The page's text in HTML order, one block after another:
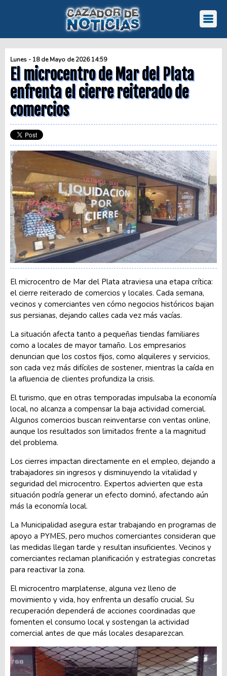
Lunes - 18 de Mayo de 2026 14:59
El microcentro de Mar del Plata
enfrenta el cierre reiterado de
comercios
El microcentro de Mar del Plata atraviesa una etapa crítica:
el cierre reiterado de comercios y locales. Cada semana,
vecinos y comerciantes ven cómo negocios históricos bajan
sus persianas, dejando calles cada vez más vacías.
La situación afecta tanto a pequeñas tiendas familiares
como a locales de mayor tamaño. Los empresarios
denuncian que los costos fijos, como alquileres y servicios,
son cada vez más difíciles de sostener, mientras la caída en
la afluencia de clientes profundiza la crisis.
El turismo, que en otras temporadas impulsaba la economía
local, no alcanza a compensar la baja actividad comercial.
Algunos comercios buscan reinventarse con ventas online,
aunque los resultados son limitados frente a la magnitud
del problema.
Los cierres impactan directamente en el empleo, dejando a
trabajadores sin ingresos y disminuyendo la vitalidad y
seguridad del microcentro. Expertos advierten que esta
situación podría generar un efecto dominó, afectando aún
más la economía local.
La Municipalidad asegura estar trabajando en programas de
apoyo a PYMES, pero muchos comerciantes consideran que
las medidas llegan tarde y resultan insuficientes. Vecinos y
comerciantes reclaman planificación y estrategias concretas
para reactivar la zona.
El microcentro marplatense, alguna vez lleno de
movimiento y vida, hoy enfrenta un desafío crucial. Su
recuperación dependerá de acciones coordinadas que
fomenten el consumo local y sostengan la actividad
comercial antes de que más locales desaparezcan.